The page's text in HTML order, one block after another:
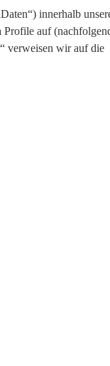
innerhalb
Profile auf
verweisen wir auf die